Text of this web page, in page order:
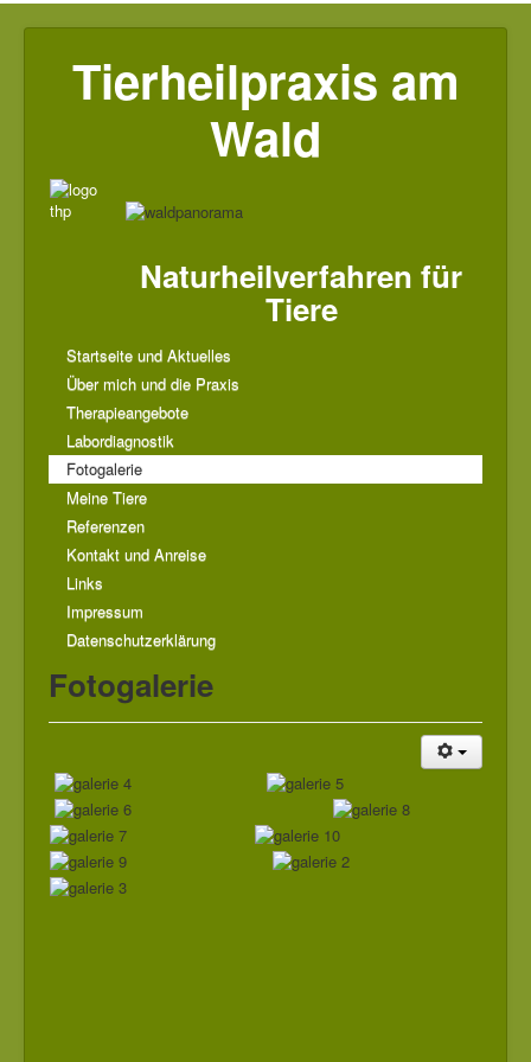
Tierheilpraxis am
Wald
Naturheilverfahren für
Tiere
Startseite und Aktuelles
Über mich und die Praxis
Therapieangebote
Labordiagnostik
Fotogalerie
Meine Tiere
Referenzen
Kontakt und Anreise
Links
Impressum
Datenschutzerklärung
Fotogalerie